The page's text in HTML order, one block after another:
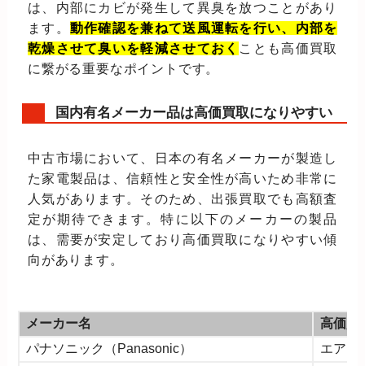
は、内部にカビが発生して異臭を放つことがあり
ます。 動作確認を兼ねて送風運転を行い、内部を
乾燥させて臭いを軽減させておく ことも高価買取
に繋がる重要なポイントです。
国内有名メーカー品は高価買取になりやすい
中古市場において、日本の有名メーカーが製造し
た家電製品は、信頼性と安全性が高いため非常に
人気があります。そのため、出張買取でも高額査
定が期待できます。特に以下のメーカーの製品
は、需要が安定しており高価買取になりやすい傾
向があります。
メーカー名
高価買
パナソニック（Panasonic）
エアコ